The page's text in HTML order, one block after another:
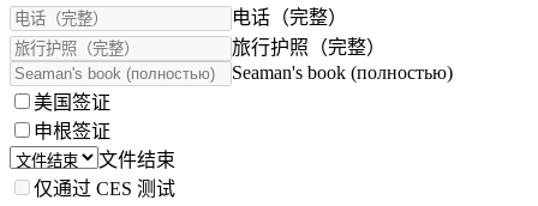
电话（完整）
旅行护照（完整）
Seaman's book (полностью)
美国签证
申根签证
文件结束
仅通过 CES 测试